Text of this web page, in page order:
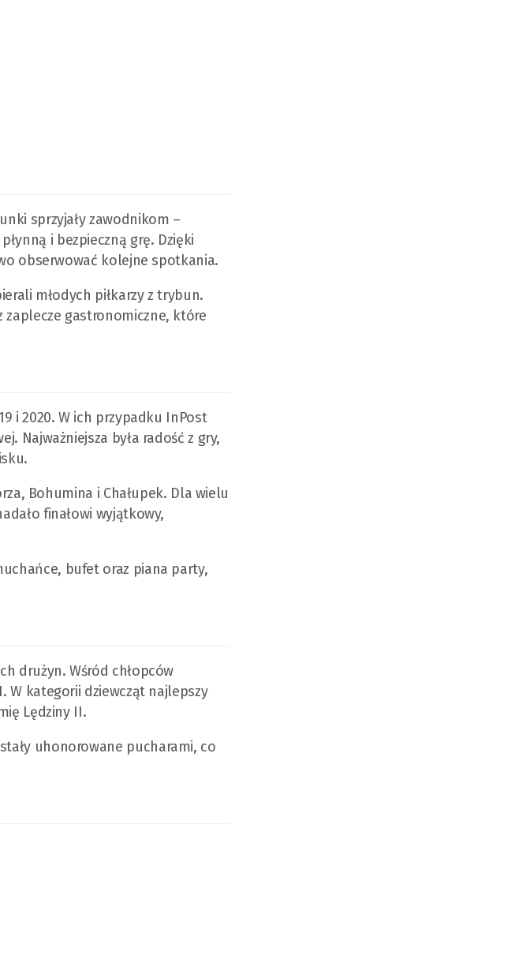
sprzyjały zawodnikom –
i bezpieczną grę. Dzięki
obserwować kolejne spotkania.
młodych piłkarzy z trybun.
gastronomiczne, które
i 2020. W ich przypadku InPost
Najważniejsza była radość z gry,
Bohumina i Chałupek. Dla wielu
finałowi wyjątkowy,
bufet oraz piana party,
drużyn. Wśród chłopców
W kategorii dziewcząt najlepszy
Lędziny II.
uhonorowane pucharami, co